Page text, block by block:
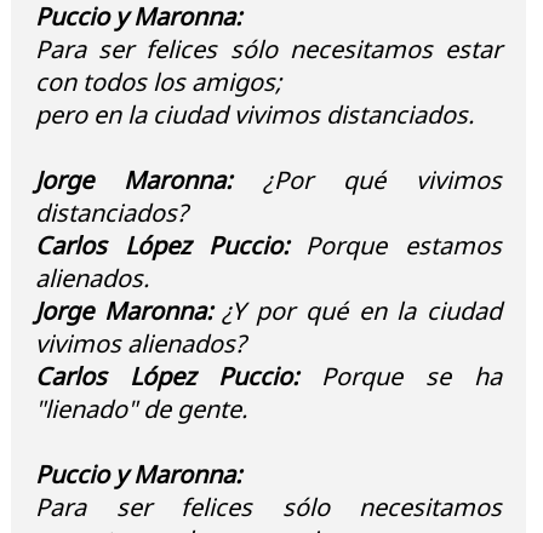
Puccio y Maronna:
Para ser felices sólo necesitamos estar
con todos los amigos;
pero en la ciudad vivimos distanciados.
Jorge Maronna: ¿Por qué vivimos
distanciados?
Carlos López Puccio: Porque estamos
alienados.
Jorge Maronna:¿Y por qué en la ciudad
vivimos alienados?
Carlos López Puccio: Porque se ha
"lienado" de gente.
Puccio y Maronna:
Para ser felices sólo necesitamos